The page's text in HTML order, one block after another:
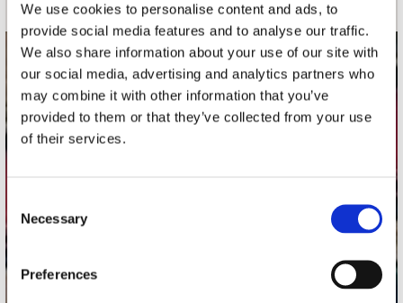
We use cookies to personalise content and ads, to
provide social media features and to analyse our traffic.
We also share information about your use of our site with
our social media, advertising and analytics partners who
may combine it with other information that you’ve
provided to them or that they’ve collected from your use
of their services.
Selection
Necessary
Preferences
contact
Stuur ons een e-mail
webwinkel@platomania.nl